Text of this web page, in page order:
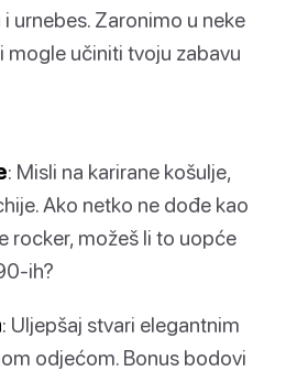
urnebes. Zaronimo u neke
mogle učiniti tvoju zabavu
: Misli na karirane košulje,
Ako netko ne dođe kao
rocker, možeš li to uopće
ih?
: Uljepšaj stvari elegantnim
odjećom. Bonus bodovi